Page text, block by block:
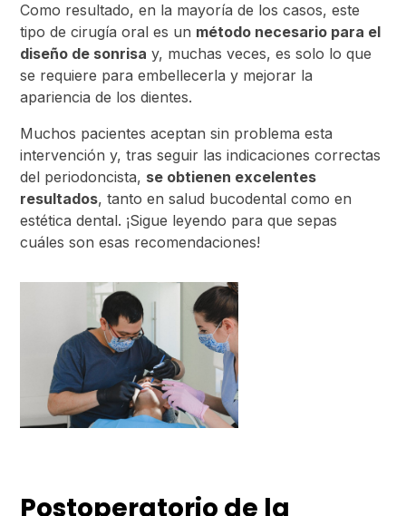
Como resultado, en la mayoría de los casos, este
tipo de cirugía oral es un método necesario para el
diseño de sonrisa y, muchas veces, es solo lo que
se requiere para embellecerla y mejorar la
apariencia de los dientes.
Muchos pacientes aceptan sin problema esta
intervención y, tras seguir las indicaciones correctas
del periodoncista, se obtienen excelentes
resultados, tanto en salud bucodental como en
estética dental. ¡Sigue leyendo para que sepas
cuáles son esas recomendaciones!
Postoperatorio de la